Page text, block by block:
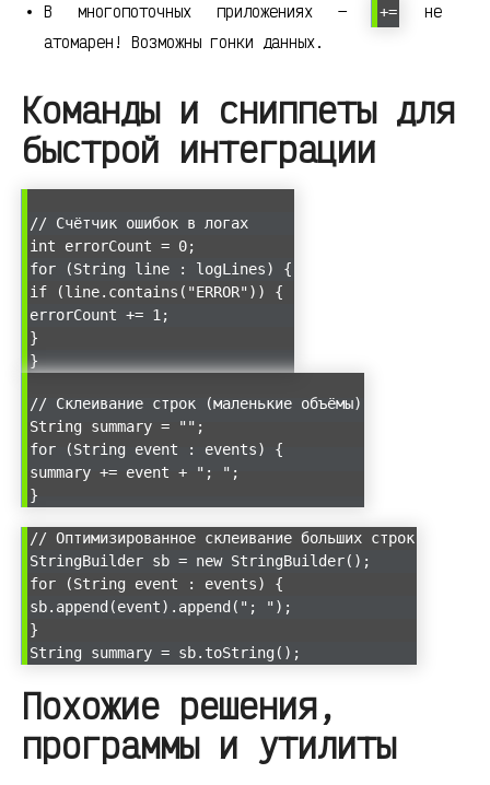
В многопоточных приложениях —
+=
не
атомарен! Возможны гонки данных.
Команды и сниппеты для
быстрой интеграции
// Счётчик ошибок в логах
int errorCount = 0;
for (String line : logLines) {
if (line.contains("ERROR")) {
errorCount += 1;
}
}
// Склеивание строк (маленькие объёмы)
String summary = "";
for (String event : events) {
summary += event + "; ";
}
// Оптимизированное склеивание больших строк
StringBuilder sb = new StringBuilder();
for (String event : events) {
sb.append(event).append("; ");
}
String summary = sb.toString();
Похожие решения,
программы и утилиты